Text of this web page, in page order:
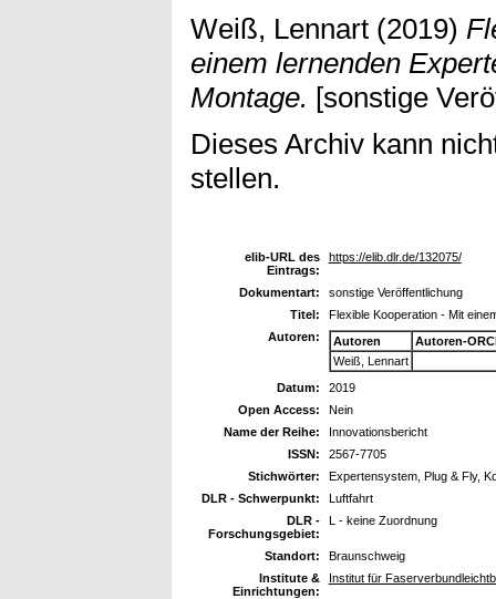
Weiß, Lennart (2019)
einem lernenden
Montage. [sonstige
Dieses Archiv kann
stellen.
elib-URL des
Eintrags:
https://elib.dlr.de/132075/
Dokumentart:
sonstige Veröffentlichung
Titel:
Flexible Kooperation - Mit
Autoren:
Autoren
Autoren-
Weiß, Lennart
Datum:
2019
Open Access:
Nein
Name der Reihe:
Innovationsbericht
ISSN:
2567-7705
Stichwörter:
Expertensystem, Plug & Fly,
DLR - Schwerpunkt:
Luftfahrt
DLR -
Forschungsgebiet:
L - keine Zuordnung
Standort:
Braunschweig
Institute &
Einrichtungen:
Institut für